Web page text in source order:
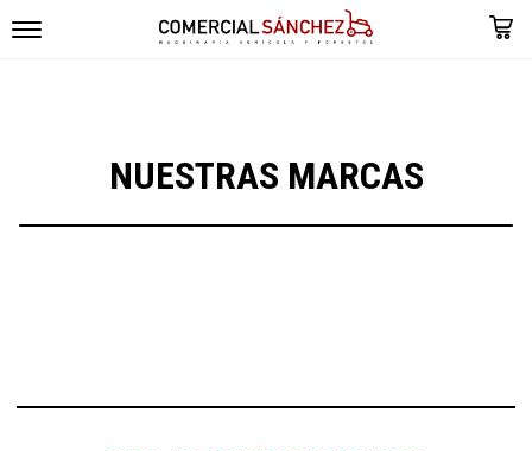
NUESTRAS MARCAS